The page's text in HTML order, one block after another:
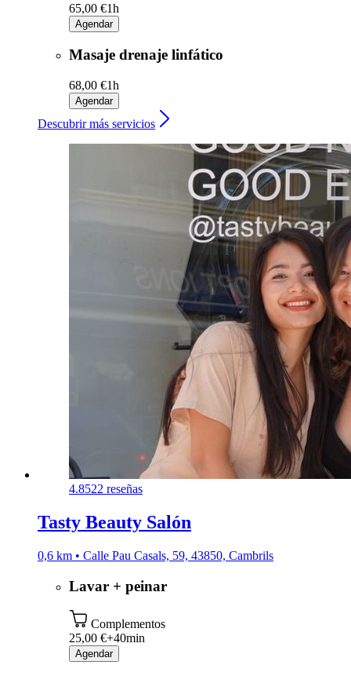
65,00 €1h
Agendar
Masaje drenaje linfático
68,00 €1h
Agendar
Descubrir más servicios
4.8522 reseñas
Tasty Beauty Salón
0,6 km • Calle Pau Casals, 59, 43850, Cambrils
Lavar + peinar
Complementos
25,00 €+40min
Agendar